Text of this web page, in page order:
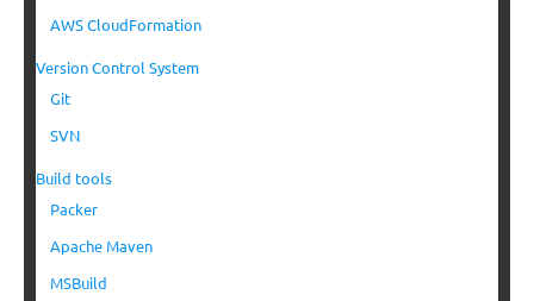
AWS CloudFormation
Version Control System
Git
SVN
Build tools
Packer
Apache Maven
MSBuild